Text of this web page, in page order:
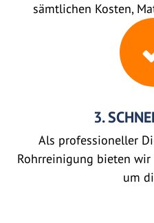
sämtlichen Kosten,
3.
Als professioneller
Rohrreinigung bieten
um